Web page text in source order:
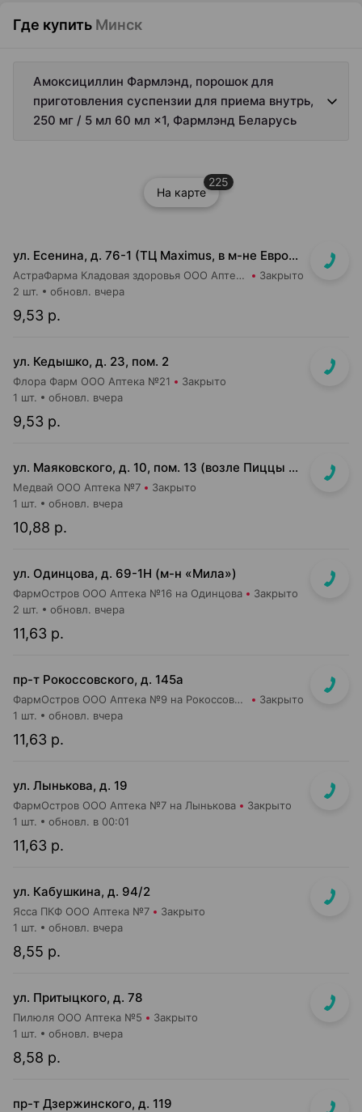
Где купить Минск
Амоксициллин Фармлэнд, порошок для
приготовления суспензии для приема внутрь,
250 мг / 5 мл 60 мл ×1, Фармлэнд Беларусь
На карте
225
ул. Есенина, д. 76-1 (ТЦ Maximus, в м-не Евроопт Super)
АстраФарма Кладовая здоровья ООО Аптека №9 Закрыто
9,53 р.
2 шт. обновл. вчера
ул. Кедышко, д. 23, пом. 2
Флора Фарм ООО Аптека №21 Закрыто
9,53 р.
1 шт. обновл. вчера
ул. Маяковского, д. 10, пом. 13 (возле Пиццы Мании)
Медвай ООО Аптека №7 Закрыто
10,88 р.
1 шт. обновл. вчера
ул. Одинцова, д. 69-1Н (м-н «Мила»)
ФармОстров ООО Аптека №16 на Одинцова Закрыто
11,63 р.
2 шт. обновл. вчера
пр-т Рокоссовского, д. 145а
ФармОстров ООО Аптека №9 на Рокоссовского Закрыто
11,63 р.
1 шт. обновл. вчера
ул. Лынькова, д. 19
ФармОстров ООО Аптека №7 на Лынькова Закрыто
11,63 р.
1 шт. обновл. в 00:01
ул. Кабушкина, д. 94/2
Ясса ПКФ ООО Аптека №7 Закрыто
8,55 р.
1 шт. обновл. вчера
ул. Притыцкого, д. 78
Пилюля ООО Аптека №5 Закрыто
8,58 р.
1 шт. обновл. вчера
пр-т Дзержинского, д. 119